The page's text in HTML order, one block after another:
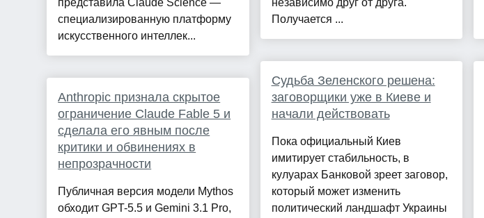
представила Claude Science —
специализированную платформу
искусственного интеллек...
Anthropic признала скрытое
ограничение Claude Fable 5 и
сделала его явным после
критики и обвинениях в
непрозрачности
Публичная версия модели Mythos
обходит GPT-5.5 и Gemini 3.1 Pro,
независимо друг от друга.
Получается ...
Судьба Зеленского решена:
заговорщики уже в Киеве и
начали действовать
Пока официальный Киев
имитирует стабильность, в
кулуарах Банковой зреет заговор,
который может изменить
политический ландшафт Украины